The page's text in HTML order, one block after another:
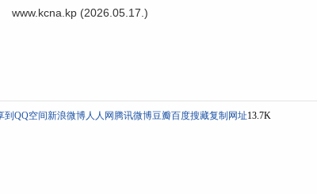
www.kcna.kp (2026.05.17.)
到 QQ空间新浪微博人人网 腾讯微博豆瓣百度搜藏复制网址13.7K